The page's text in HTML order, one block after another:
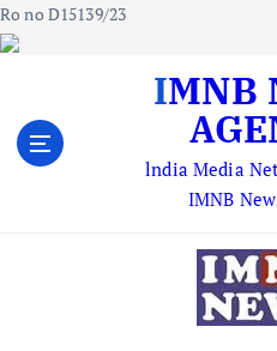
Ro no D15139/23
IMNB NEWS
lndia Media
IMNB